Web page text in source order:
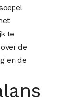
te
de
en de